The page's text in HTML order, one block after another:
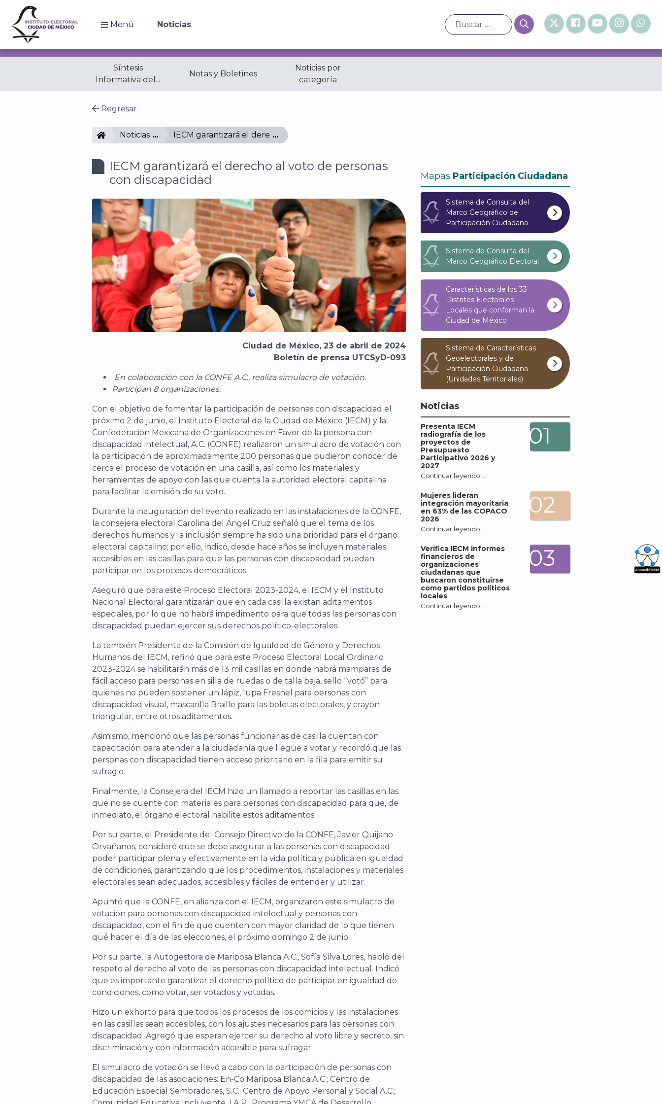
Menú Noticias
Síntesis
Informativa del...
Notas y Boletines
Noticias por
categoría
Regresar
IECMNoticias IECM garantizará el derecho al voto de personas con discapacidad
IECM garantizará el derecho al voto de personas
con discapacidad
Ciudad de México, 23 de abril de 2024
Boletín de prensa UTCSyD-093
En colaboración con la CONFE A.C., realiza simulacro de votación.
Participan 8 organizaciones.
Con el objetivo de fomentar la participación de personas con discapacidad el
próximo 2 de junio, el Instituto Electoral de la Ciudad de México (IECM) y la
Confederación Mexicana de Organizaciones en Favor de la persona con
discapacidad intelectual, A.C. (CONFE) realizaron un simulacro de votación con
la participación de aproximadamente 200 personas que pudieron conocer de
cerca el proceso de votación en una casilla, así como los materiales y
herramientas de apoyo con las que cuenta la autoridad electoral capitalina
para facilitar la emisión de su voto.
Durante la inauguración del evento realizado en las instalaciones de la CONFE,
la consejera electoral Carolina del Ángel Cruz señaló que el tema de los
derechos humanos y la inclusión siempre ha sido una prioridad para el órgano
electoral capitalino; por ello, indicó, desde hace años se incluyen materiales
accesibles en las casillas para que las personas con discapacidad puedan
participar en los procesos democráticos.
Aseguró que para este Proceso Electoral 2023-2024, el IECM y el Instituto
Nacional Electoral garantizarán que en cada casilla existan aditamentos
especiales, por lo que no habrá impedimento para que todas las personas con
discapacidad puedan ejercer sus derechos político-electorales.
La también Presidenta de la Comisión de Igualdad de Género y Derechos
Humanos del IECM, refirió que para este Proceso Electoral Local Ordinario
2023-2024 se habilitarán más de 13 mil casillas en donde habrá mamparas de
fácil acceso para personas en silla de ruedas o de talla baja, sello “votó” para
quienes no pueden sostener un lápiz, lupa Fresnel para personas con
discapacidad visual, mascarilla Braille para las boletas electorales, y crayón
triangular, entre otros aditamentos.
Asimismo, mencionó que las personas funcionarias de casilla cuentan con
capacitación para atender a la ciudadanía que llegue a votar y recordó que las
personas con discapacidad tienen acceso prioritario en la fila para emitir su
sufragio.
Finalmente, la Consejera del IECM hizo un llamado a reportar las casillas en las
que no se cuente con materiales para personas con discapacidad para que, de
inmediato, el órgano electoral habilite estos aditamentos.
Por su parte, el Presidente del Consejo Directivo de la CONFE, Javier Quijano
Orvañanos, consideró que se debe asegurar a las personas con discapacidad
poder participar plena y efectivamente en la vida política y pública en igualdad
de condiciones, garantizando que los procedimientos, instalaciones y materiales
electorales sean adecuados, accesibles y fáciles de entender y utilizar.
Apuntó que la CONFE, en alianza con el IECM, organizaron este simulacro de
votación para personas con discapacidad intelectual y personas con
discapacidad, con el fin de que cuenten con mayor claridad de lo que tienen
qué hacer el día de las elecciones, el próximo domingo 2 de junio.
Por su parte, la Autogestora de Mariposa Blanca A.C., Sofía Silva Lores, habló del
respeto al derecho al voto de las personas con discapacidad intelectual. Indicó
que es importante garantizar el derecho político de participar en igualdad de
condiciones, como votar, ser votados y votadas.
Hizo un exhorto para que todos los procesos de los comicios y las instalaciones
en las casillas sean accesibles, con los ajustes necesarios para las personas con
discapacidad. Agregó que esperan ejercer su derecho al voto libre y secreto, sin
discriminación y con información accesible para sufragar.
El simulacro de votación se llevó a cabo con la participación de personas con
discapacidad de las asociaciones: En-Co Mariposa Blanca A.C.; Centro de
Educación Especial Sembradores, S.C.; Centro de Apoyo Personal y Social A.C.;
Mapas Participación Ciudadana
Sistema de Consulta del
Marco Geográfico de
Participación Ciudadana
Sistema de Consulta del
Marco Geográfico Electoral
Características de los 33
Distritos Electorales
Locales que conforman la
Ciudad de México
Sistema de Características
Geoelectorales y de
Participación Ciudadana
(Unidades Territoriales)
Noticias
Presenta IECM
radiografía de los
proyectos de
Presupuesto
Participativo 2026 y
2027
Continuar leyendo …
01
Mujeres lideran
integración mayoritaria
en 63% de las COPACO
2026
Continuar leyendo …
02
Verifica IECM informes
financieros de
organizaciones
ciudadanas que
buscaron constituirse
como partidos políticos
locales
Continuar leyendo …
03